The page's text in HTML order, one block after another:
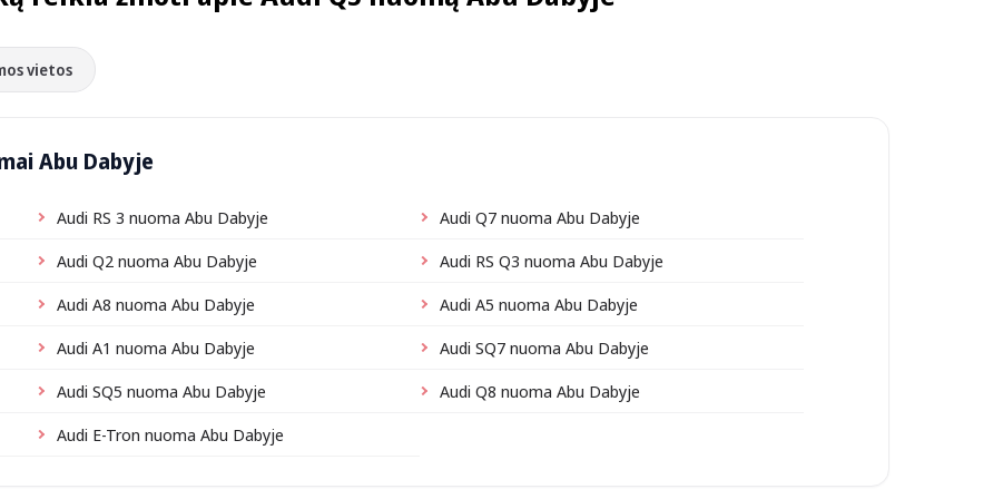
vietos
Abu Dabyje
Audi RS 3 nuoma Abu Dabyje
Audi Q7 nuoma Abu Dabyje
Audi Q2 nuoma Abu Dabyje
Audi RS Q3 nuoma Abu Dabyje
Audi A8 nuoma Abu Dabyje
Audi A5 nuoma Abu Dabyje
Audi A1 nuoma Abu Dabyje
Audi SQ7 nuoma Abu Dabyje
Audi SQ5 nuoma Abu Dabyje
Audi Q8 nuoma Abu Dabyje
Audi E-Tron nuoma Abu Dabyje